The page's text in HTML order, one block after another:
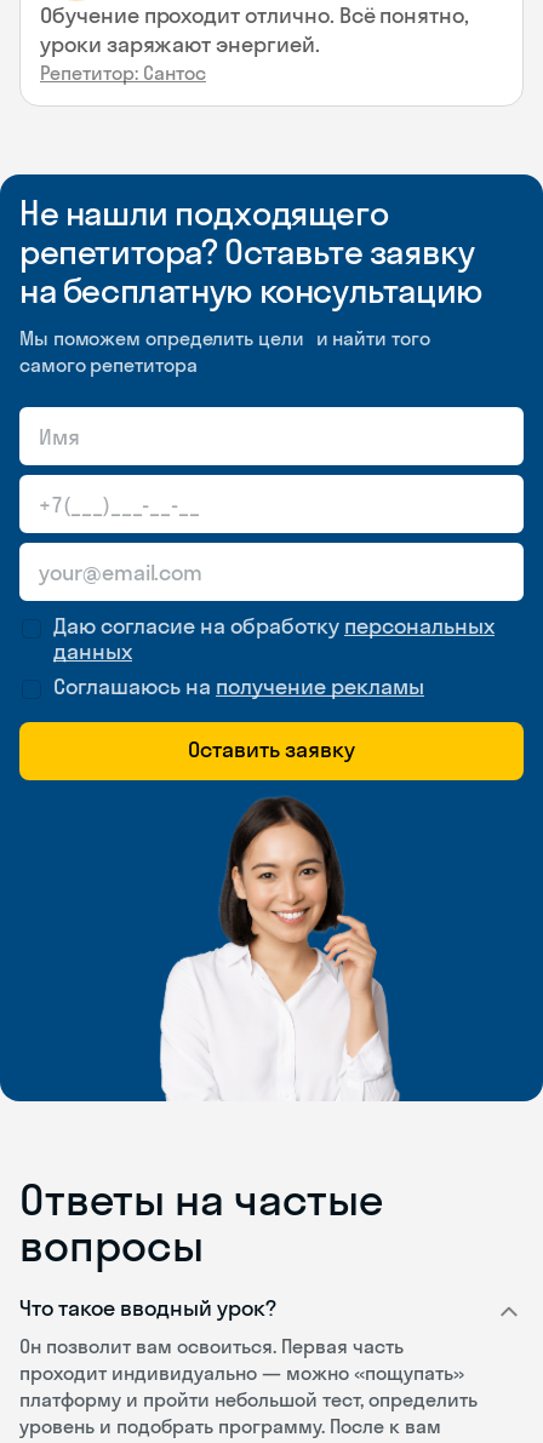
Обучение проходит отлично. Всё понятно,
уроки заряжают энергией.
Репетитор: Сантос
Не нашли подходящего
репетитора? Оставьте заявку
на бесплатную консультацию
Мы поможем определить цели и найти того
самого репетитора
Даю согласие на обработку персональных
данных
Соглашаюсь на получение рекламы
Оставить заявку
Ответы на частые
вопросы
Что такое вводный урок?
Он позволит вам освоиться. Первая часть
проходит индивидуально — можно «пощупать»
платформу и пройти небольшой тест, определить
уровень и подобрать программу. После к вам